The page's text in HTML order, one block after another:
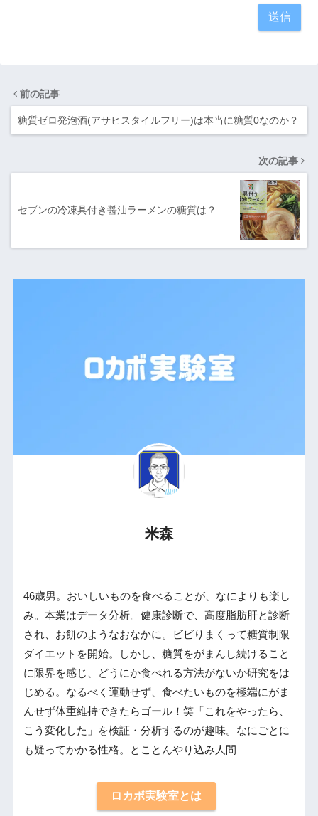
前の記事
糖質ゼロ発泡酒(アサヒスタイルフリー)は本当に糖質0なのか？
次の記事
セブンの冷凍具付き醤油ラーメンの糖質は？
米森
46歳男。おいしいものを食べることが、なによりも楽し
み。本業はデータ分析。健康診断で、高度脂肪肝と診断
され、お餅のようなおなかに。ビビりまくって糖質制限
ダイエットを開始。しかし、糖質をがまんし続けること
に限界を感じ、どうにか食べれる方法がないか研究をは
じめる。なるべく運動せず、食べたいものを極端にがま
んせず体重維持できたらゴール！笑「これをやったら、
こう変化した」を検証・分析するのが趣味。なにごとに
も疑ってかかる性格。とことんやり込み人間
ロカボ実験室とは